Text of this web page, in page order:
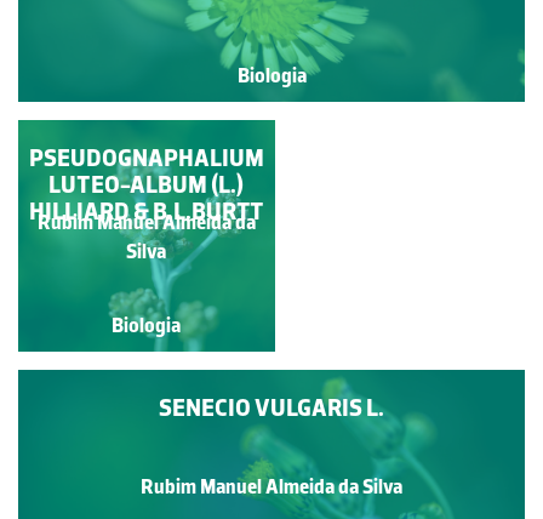
Biologia
COLEOSTEPHUS
MYCONIS (L.) RCHB.F.
Rubim Manuel Almeida da
Silva
Biologia
PSEUDOGNAPHALIUM
LUTEO-ALBUM (L.)
HILLIARD & B.L.BURTT
Rubim Manuel Almeida da
Silva
Biologia
SENECIO VULGARIS L.
Rubim Manuel Almeida da Silva